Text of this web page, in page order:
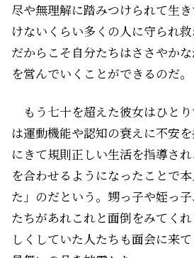
尽や無理解に踏みつけられて生
けないくらい多くの人に守られ救
だからこそ自分たちはささやか
を営んでいくことができるのだ。
もう七十を超えた彼女はひと
は運動機能や認知の衰えに不安
にきて規則正しい生活を指導さ
を合わせるようになったことで
た」のだという。甥っ子や姪っ
たちがあれこれと面倒をみてく
しくしていた人たちも面会に来